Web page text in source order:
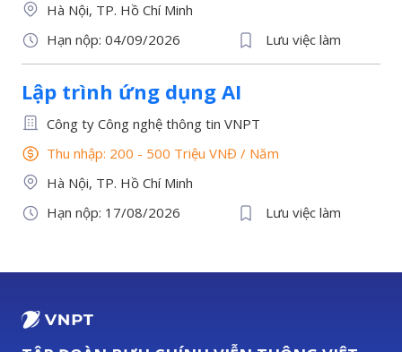
Hà Nội, TP. Hồ Chí Minh
Hạn nộp: 04/09/2026
Lưu việc làm
Lập trình ứng dụng AI
Công ty Công nghệ thông tin VNPT
Thu nhập: 200 - 500 Triệu VNĐ/ Năm
Hà Nội, TP. Hồ Chí Minh
Hạn nộp: 17/08/2026
Lưu việc làm